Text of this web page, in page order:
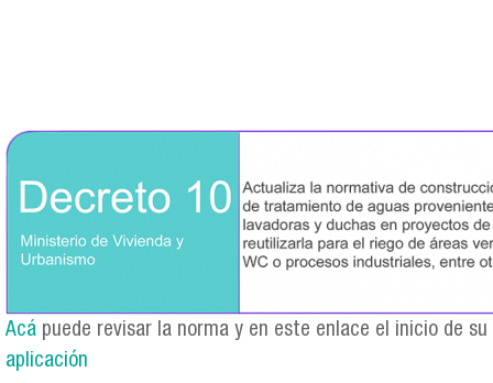
decreto_10.png
Acá puede revisar la norma y en este enlace el inicio de su
aplicación